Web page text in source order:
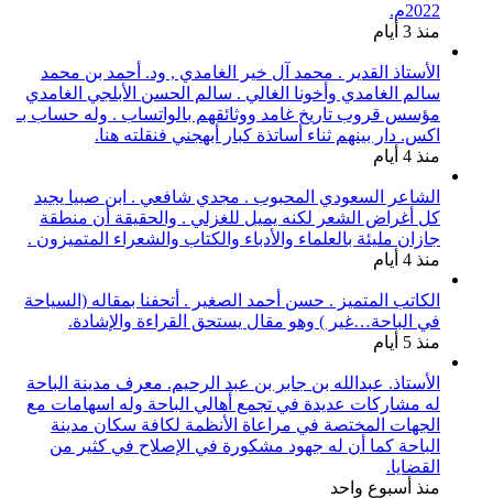
2022م.
منذ 3 أيام
الأستاذ القدير . محمد آل خير الغامدي , ود. أحمد بن محمد
سالم الغامدي وأخونا الغالي . سالم الحسن الأبلجي الغامدي
مؤسس قروب تاريخ غامد ووثائقهم بالواتساب . وله حساب بـ
اكس. دار بينهم ثناء أساتذة كبار أبهجني فنقلته هنا.
منذ 4 أيام
الشاعر السعودي المحبوب . مجدي شافعي . ابن صبيا يجيد
كل أغراض الشعر لكنه يميل للغزلي . والحقيقة أن منطقة
جازان مليئة بالعلماء والأدباء والكتاب والشعراء المتميزون .
منذ 4 أيام
الكاتب المتميز . حسن أحمد الصغير . أتحفنا بمقاله (السياحة
في الباحة…غير ) وهو مقال يستحق القراءة والإشادة.
منذ 5 أيام
الأستاذ. عبدالله بن جابر بن عبد الرحيم. معرف مدينة الباحة
له مشاركات عديدة في تجمع أهالي الباحة وله اسهامات مع
الجهات المختصة في مراعاة الأنظمة لكافة سكان مدينة
الباحة كما أن له جهود مشكورة في الإصلاح في كثير من
القضايا.
منذ أسبوع واحد